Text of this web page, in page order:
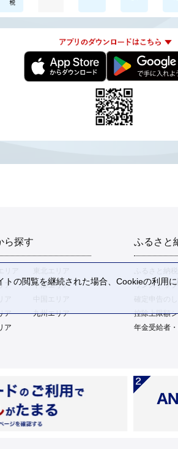
ら探す
ア
中部エリア
ア
九州エリア
ア
ふるさと
ふるさと納
ワンストッ
控除上限額
年金受給者
の閲覧を継続された場合、Cookieの利用